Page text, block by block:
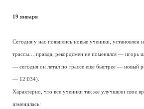
19 января
Сегодня у нас появились новые ученики, установлен
трассы….правда, рекордсмен не поменялся — игорь
— сегодня он летал по трассе еще быстрее — новый
— 12:034).
Характерно, что все ученики так же улучшили свое
изменилась: